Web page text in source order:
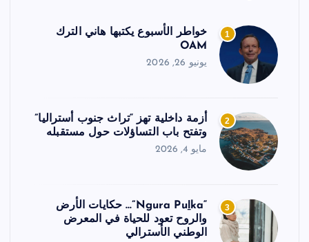
1
خواطر الأسبوع يكتبها هاني الترك
OAM
يونيو 26, 2026
2
أزمة داخلية تهز “تراث جنوب أستراليا”
وتفتح باب التساؤلات حول مستقبله
مايو 4, 2026
3
“Ngura Puḻka”… حكايات الأرض
والروح تعود للحياة في المعرض
الوطني الأسترالي